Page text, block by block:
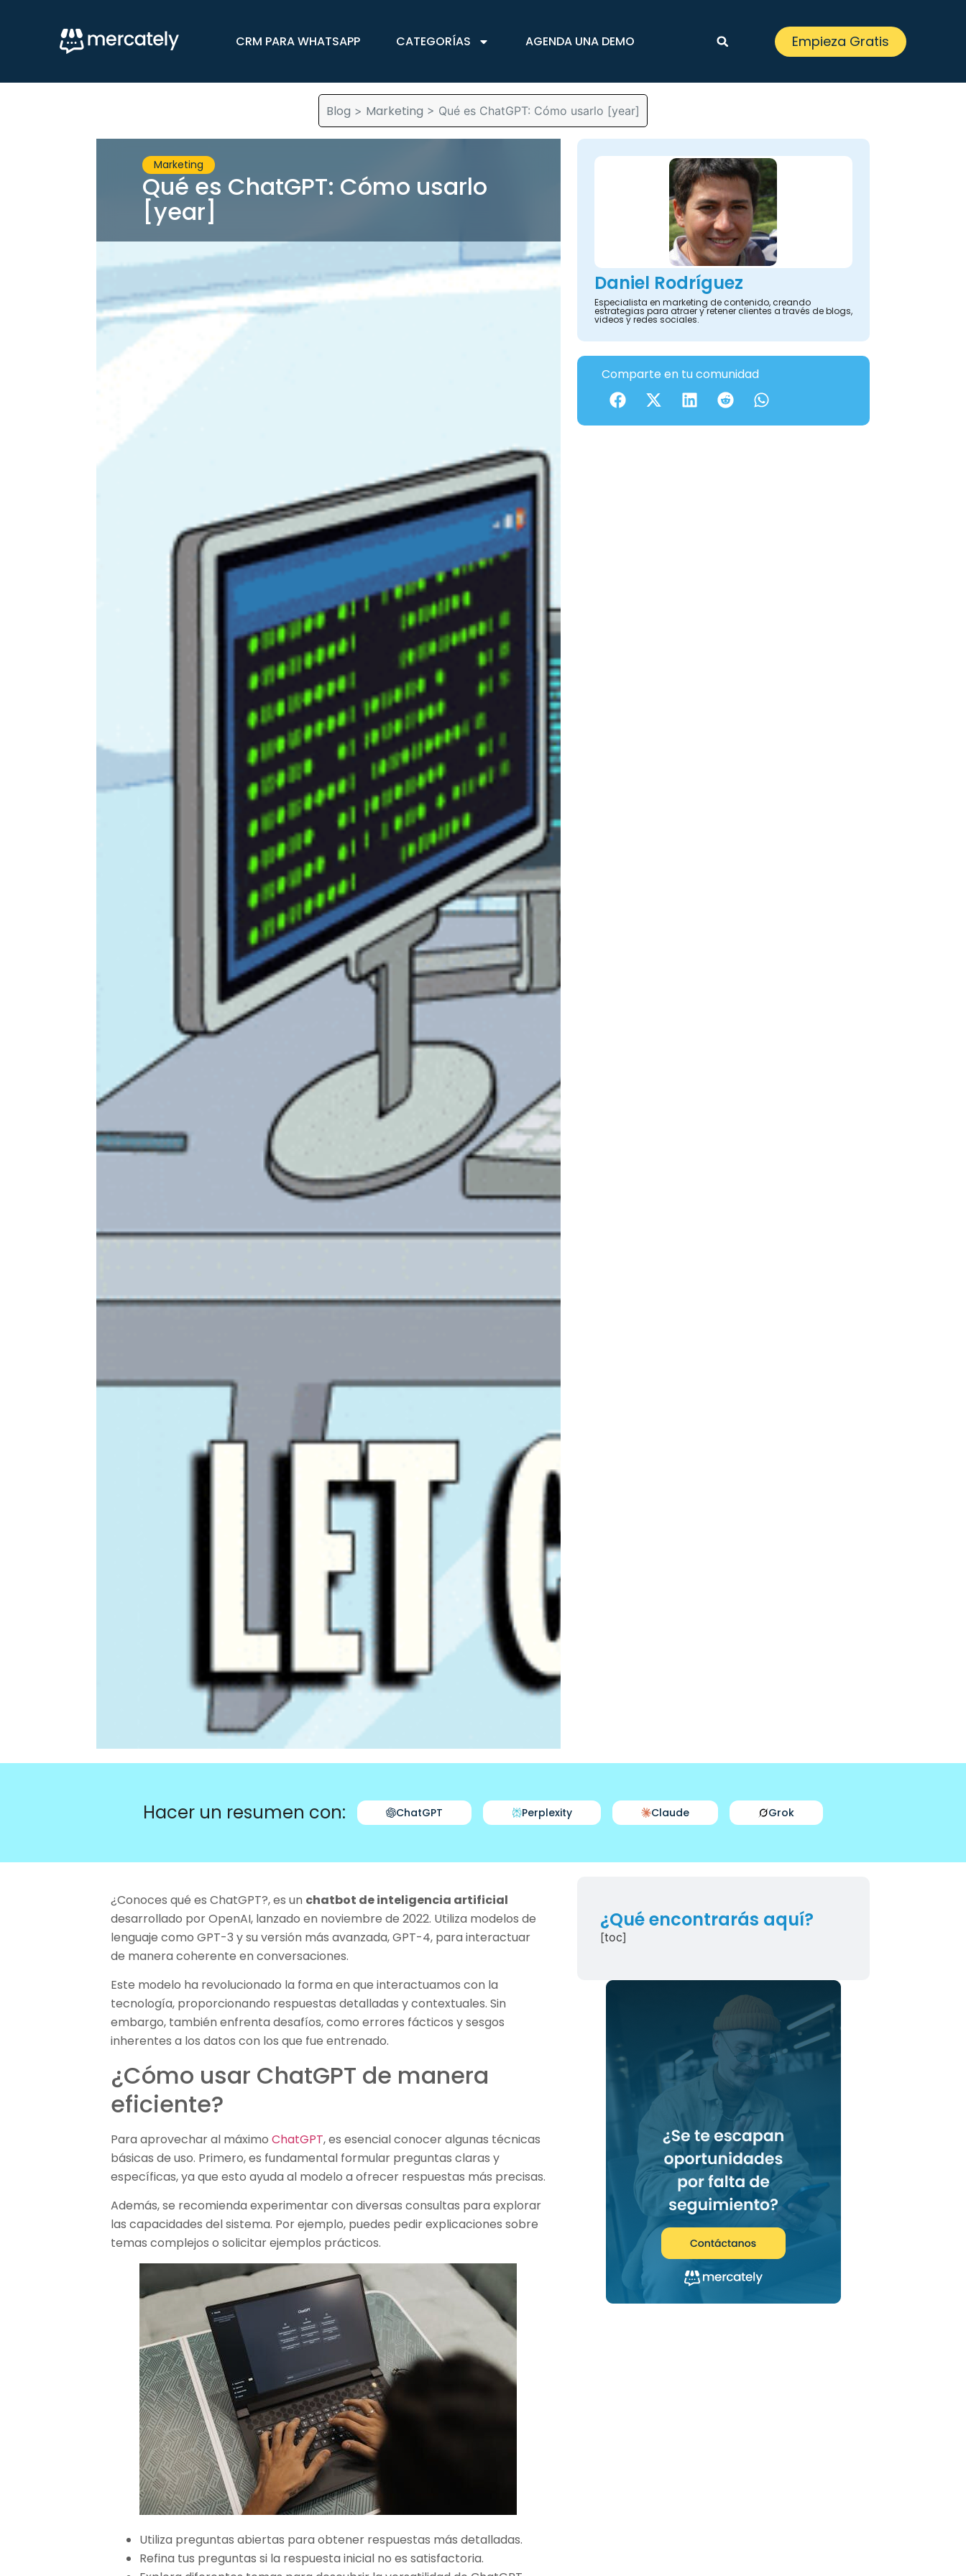
CRM PARA WHATSAPP CATEGORÍAS AGENDA UNA DEMO Empieza Gratis
Blog > Marketing > Qué es ChatGPT: Cómo usarlo [year]
Marketing
Qué es ChatGPT: Cómo usarlo
[year]
Daniel Rodríguez
Especialista en marketing de contenido, creando
estrategias para atraer y retener clientes a través de blogs,
videos y redes sociales.
Comparte en tu comunidad
Hacer un resumen con: ChatGPT Perplexity Claude Grok
¿Conoces qué es ChatGPT?, es un chatbot de inteligencia artificial
desarrollado por OpenAI, lanzado en noviembre de 2022. Utiliza modelos de
lenguaje como GPT-3 y su versión más avanzada, GPT-4, para interactuar
de manera coherente en conversaciones.
Este modelo ha revolucionado la forma en que interactuamos con la
tecnología, proporcionando respuestas detalladas y contextuales. Sin
embargo, también enfrenta desafíos, como errores fácticos y sesgos
inherentes a los datos con los que fue entrenado.
¿Cómo usar ChatGPT de manera
eficiente?
Para aprovechar al máximoChatGPT, es esencial conocer algunas técnicas
básicas de uso. Primero, es fundamental formular preguntas claras y
específicas, ya que esto ayuda al modelo a ofrecer respuestas más precisas.
Además, se recomienda experimentar con diversas consultas para explorar
las capacidades del sistema. Por ejemplo, puedes pedir explicaciones sobre
temas complejos o solicitar ejemplos prácticos.
Utiliza preguntas abiertas para obtener respuestas más detalladas.
Refina tus preguntas si la respuesta inicial no es satisfactoria.
¿Qué encontrarás aquí?
[toc]